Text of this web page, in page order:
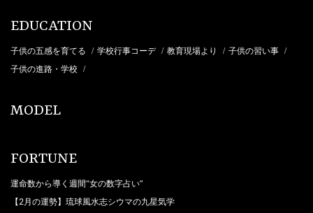
EDUCATION
子供の五感を育てる / 学校行事コーデ / 教育現場より / 子供の習い事 /
子供の進路・学校 /
MODEL
FORTUNE
運命数から導く週間“女の数字占い”
【2月の運勢】琉球風水志シウマの九星気学